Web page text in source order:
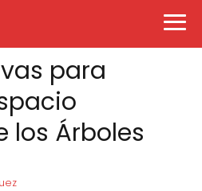
para
los Árboles